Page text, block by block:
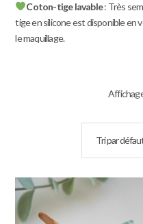
Coton-tige lavable: Très
tige en silicone est disponible en
le maquillage.
Tri par